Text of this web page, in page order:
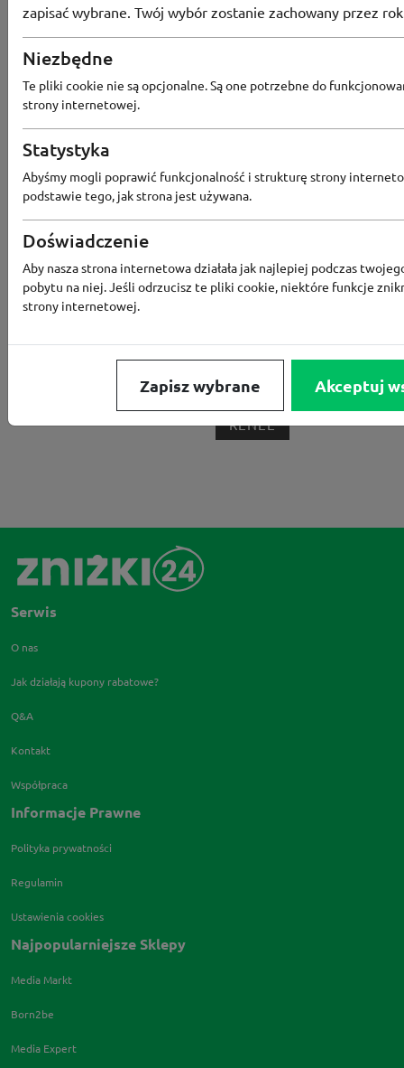
Popularne sklepy
RTV EURO AGD MODIVO
MEDIA EXPERT
BORN2BE
KOMFORT CCC SMYK
LOUNGE BY ZALANDO
ALLEGRO
HOMLA
MEDIA MARKT ALLEGRO PAY
BIG STAR
BIEDRONKA HOME
RENEE
Serwis
O nas
Jak działają kupony rabatowe?
Q&A
Kontakt
Współpraca
Informacje Prawne
Polityka prywatności
Regulamin
Ustawienia cookies
Najpopularniejsze Sklepy
Media Markt
Born2be
Media Expert
zapisać wybrane. Twój wybór zostanie zachowany przez
Niezbędne
Te pliki cookie nie są opcjonalne. Są one potrzebne do
strony internetowej.
Statystyka
Abyśmy mogli poprawić funkcjonalność i strukturę strony
podstawie tego, jak strona jest używana.
Doświadczenie
Aby nasza strona internetowa działała jak najlepiej podczas
pobytu na niej. Jeśli odrzucisz te pliki cookie, niektóre funkcje
strony internetowej.
Zapisz wybrane Akceptuj